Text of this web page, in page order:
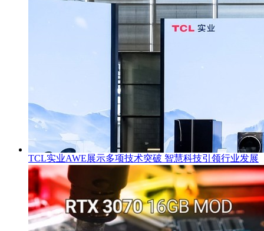
TCL实业AWE展示多项技术突破 智慧科技引领行业发展